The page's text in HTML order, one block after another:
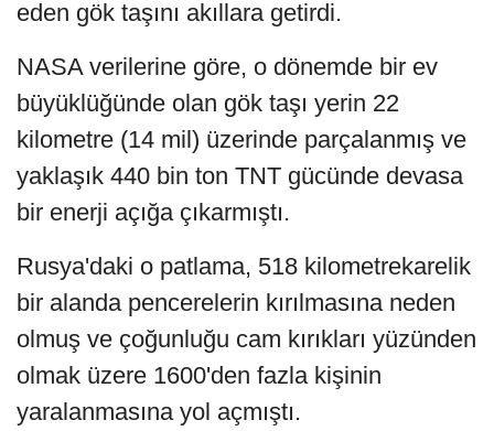
eden gök taşını akıllara getirdi.
NASA verilerine göre, o dönemde bir ev
büyüklüğünde olan gök taşı yerin 22
kilometre (14 mil) üzerinde parçalanmış ve
yaklaşık 440 bin ton TNT gücünde devasa
bir enerji açığa çıkarmıştı.
Rusya'daki o patlama, 518 kilometrekarelik
bir alanda pencerelerin kırılmasına neden
olmuş ve çoğunluğu cam kırıkları yüzünden
olmak üzere 1600'den fazla kişinin
yaralanmasına yol açmıştı.